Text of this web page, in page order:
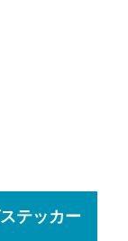
テッカー